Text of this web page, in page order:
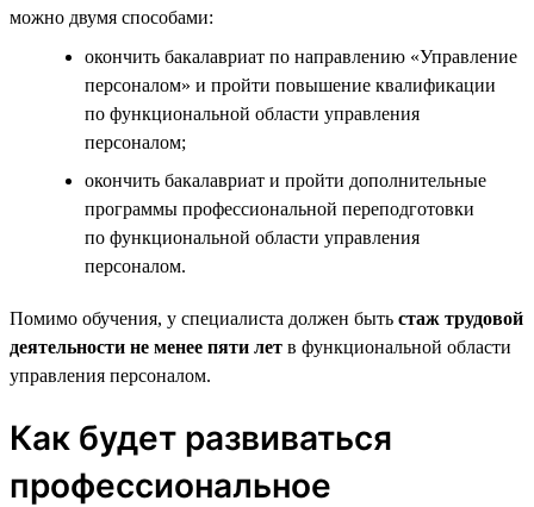
можно двумя способами:
окончить бакалавриат по направлению «Управление
персоналом» и пройти повышение квалификации
по функциональной области управления
персоналом;
окончить бакалавриат и пройти дополнительные
программы профессиональной переподготовки
по функциональной области управления
персоналом.
Помимо обучения, у специалиста должен быть стаж трудовой
деятельности не менее пяти лет в функциональной области
управления персоналом.
Как будет развиваться
профессиональное